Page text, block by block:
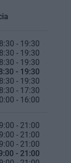
8:30 - 19:30
8:30 - 19:30
8:30 - 19:30
- 19:30
8:30 - 19:30
8:30 - 17:30
- 16:00
9:00 - 21:00
9:00 - 21:00
9:00 - 21:00
- 21:00